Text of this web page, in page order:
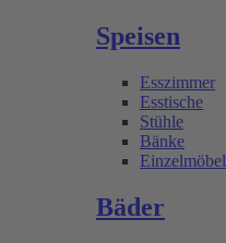
Speisen
Esszimmer
Esstische
Stühle
Bänke
Einzelmöbel
Bäder